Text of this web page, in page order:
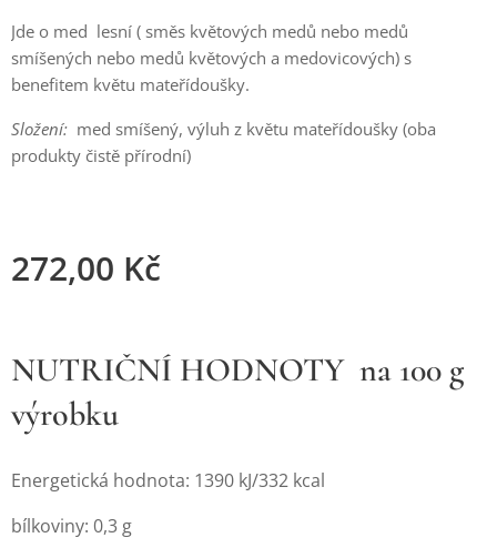
Jde o med lesní ( směs květových medů nebo medů
smíšených nebo medů květových a medovicových) s
benefitem květu mateřídoušky.
Složení: med smíšený, výluh z květu mateřídoušky (oba
produkty čistě přírodní)
272,00 Kč
NUTRIČNÍ HODNOTY na 100 g
výrobku
Energetická hodnota: 1390 kJ/332 kcal
bílkoviny: 0,3 g